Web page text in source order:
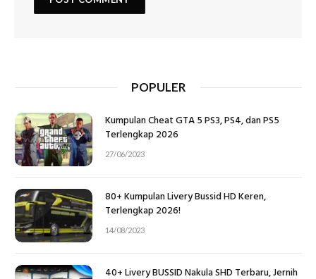
POPULER
Kumpulan Cheat GTA 5 PS3, PS4, dan PS5
Terlengkap 2026
27/06/2023
80+ Kumpulan Livery Bussid HD Keren,
Terlengkap 2026!
14/08/2023
40+ Livery BUSSID Nakula SHD Terbaru, Jernih